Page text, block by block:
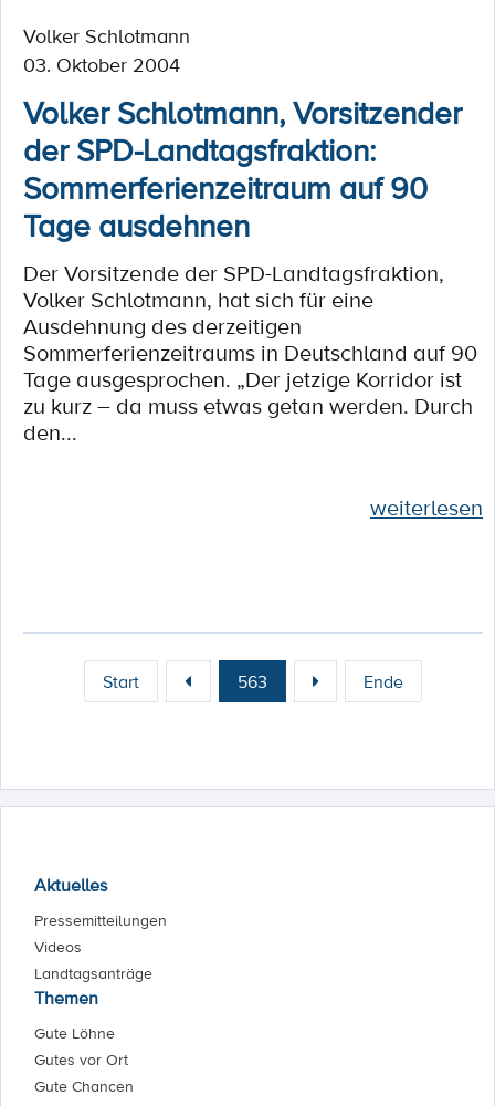
Volker Schlotmann
03. Oktober 2004
Volker Schlotmann, Vorsitzender
der SPD-Landtagsfraktion:
Sommerferienzeitraum auf 90
Tage ausdehnen
Der Vorsitzende der SPD-Landtagsfraktion,
Volker Schlotmann, hat sich für eine
Ausdehnung des derzeitigen
Sommerferienzeitraums in Deutschland auf 90
Tage ausgesprochen. „Der jetzige Korridor ist
zu kurz – da muss etwas getan werden. Durch
den...
weiterlesen
Start 563 Ende
Aktuelles
Pressemitteilungen
Videos
Landtagsanträge
Themen
Gute Löhne
Gutes vor Ort
Gute Chancen